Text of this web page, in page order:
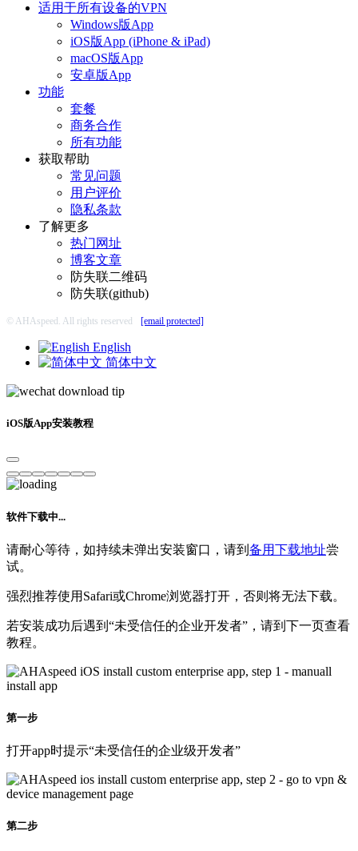
适用于所有设备的VPN
Windows版App
iOS版App (iPhone & iPad)
macOS版App
安卓版App
功能
套餐
商务合作
所有功能
获取帮助
常见问题
用户评价
隐私条款
了解更多
热门网址
博客文章
防失联二维码
防失联(github)
© AHAspeed. All rights reserved [email protected]
English
简体中文
iOS版App安装教程
软件下载中...
请耐心等待，如持续未弹出安装窗口，请到 备用下载地址尝
试。
强烈推荐使用Safari或Chrome浏览器打开，否则将无法下载。
若安装成功后遇到“未受信任的企业开发者”，请到下一页查看
教程。
第一步
打开app时提示“未受信任的企业级开发者”
第二步